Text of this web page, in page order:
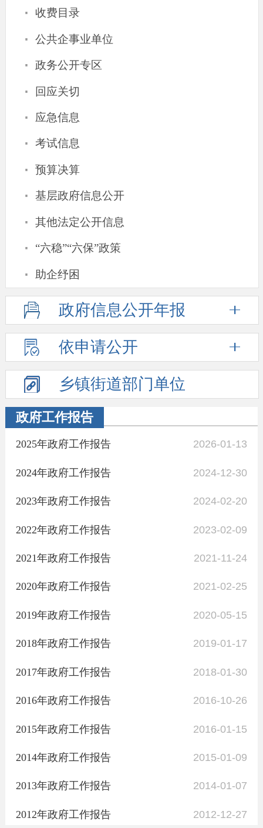
· 收费目录
· 公共企事业单位
· 政务公开专区
· 回应关切
· 应急信息
· 考试信息
· 预算决算
· 基层政府信息公开
· 其他法定公开信息
· “六稳”“六保”政策
· 助企纾困
政府信息公开年报
依申请公开
乡镇街道部门单位
政府工作报告
2025年政府工作报告 2026-01-13
2024年政府工作报告 2024-12-30
2023年政府工作报告 2024-02-20
2022年政府工作报告 2023-02-09
2021年政府工作报告 2021-11-24
2020年政府工作报告 2021-02-25
2019年政府工作报告 2020-05-15
2018年政府工作报告 2019-01-17
2017年政府工作报告 2018-01-30
2016年政府工作报告 2016-10-26
2015年政府工作报告 2016-01-15
2014年政府工作报告 2015-01-09
2013年政府工作报告 2014-01-07
2012年政府工作报告 2012-12-27